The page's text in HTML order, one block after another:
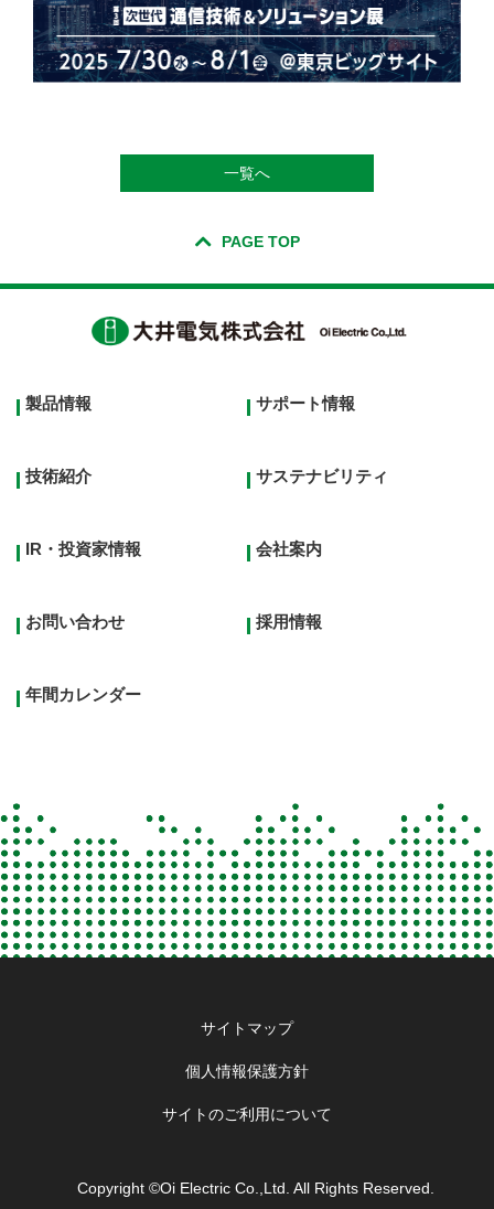
一覧へ
PAGE TOP
Footer
menu
製品情報 サポート情報
技術紹介 サステナビリティ
IR・投資家情報 会社案内
お問い合わせ 採用情報
年間カレンダー
サイトマップ
個人情報保護方針
サイトのご利用について
Copyright ©Oi Electric Co.,Ltd. All Rights Reserved.